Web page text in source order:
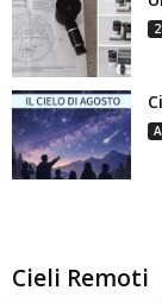
Cieli Remoti